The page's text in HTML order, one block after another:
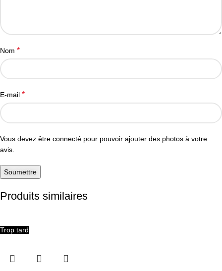
Nom *
E-mail *
Vous devez être connecté pour pouvoir ajouter des photos à votre
avis.
Produits similaires
Trop tard